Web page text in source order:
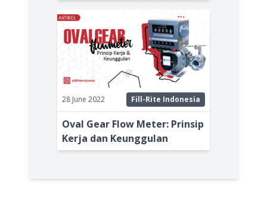
28 June 2022 Fill-Rite Indonesia
Oval Gear Flow Meter: Prinsip
Kerja dan Keunggulan